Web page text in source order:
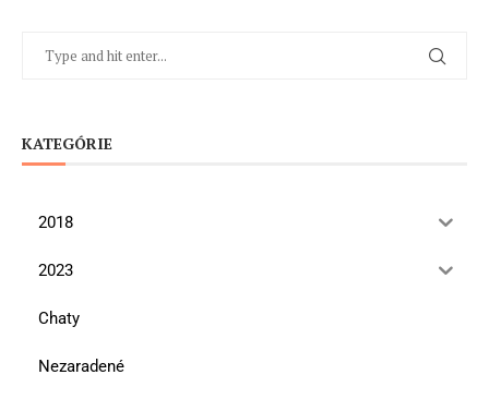
KATEGÓRIE
2018
2023
Chaty
Nezaradené